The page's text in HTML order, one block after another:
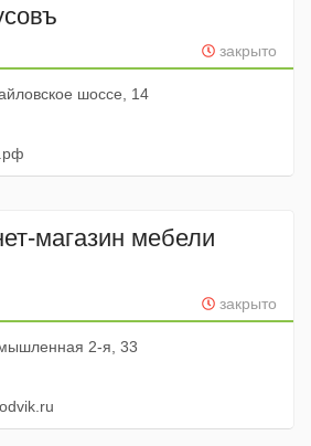
закрыто
шоссе, 14
магазин мебели
закрыто
2-я, 33